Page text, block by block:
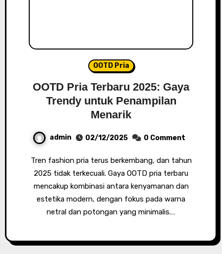
OOTD Pria
OOTD Pria Terbaru 2025: Gaya
Trendy untuk Penampilan
Menarik
admin 02/12/2025 0 Comment
Tren fashion pria terus berkembang, dan tahun
2025 tidak terkecuali. Gaya OOTD pria terbaru
mencakup kombinasi antara kenyamanan dan
estetika modern, dengan fokus pada warna
netral dan potongan yang minimalis.…